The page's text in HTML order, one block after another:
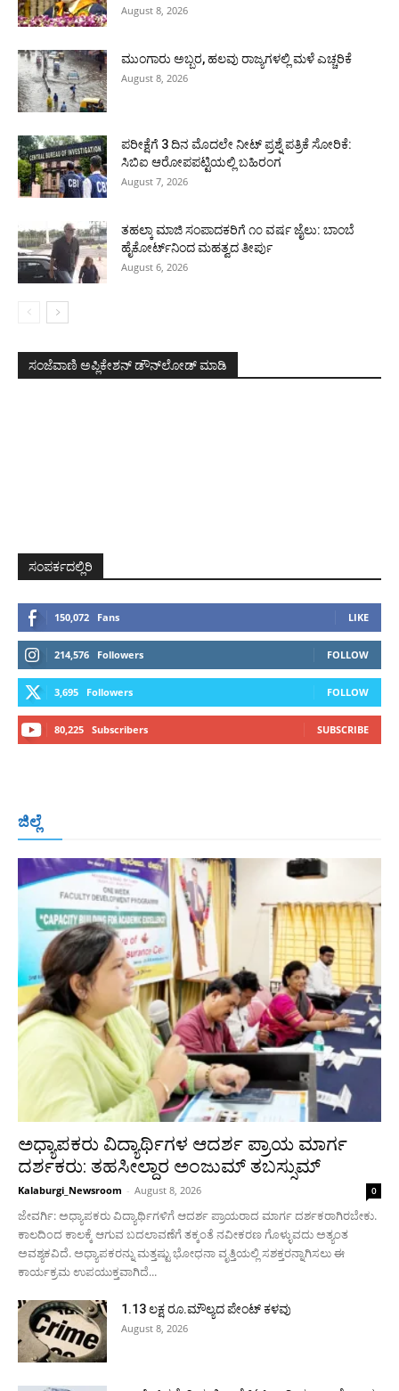
August 8, 2026
ಮುಂಗಾರು ಅಬ್ಬರ, ಹಲವು ರಾಜ್ಯಗಳಲ್ಲಿ ಮಳೆ ಎಚ್ಚರಿಕೆ
August 8, 2026
ಪರೀಕ್ಷೆಗೆ 3 ದಿನ ಮೊದಲೇ ನೀಟ್ ಪ್ರಶ್ನೆ ಪತ್ರಿಕೆ ಸೋರಿಕೆ:
ಸಿಬಿಐ ಆರೋಪಪಟ್ಟಿಯಲ್ಲಿ ಬಹಿರಂಗ
August 7, 2026
ತಹಲ್ಕಾ ಮಾಜಿ ಸಂಪಾದಕರಿಗೆ ೧೦ ವರ್ಷ ಜೈಲು: ಬಾಂಬೆ
ಹೈಕೋರ್ಟ್‌ನಿಂದ ಮಹತ್ವದ ತೀರ್ಪು
August 6, 2026
ಸಂಜೆವಾಣಿ ಅಪ್ಲಿಕೇಶನ್ ಡೌನ್‌ಲೋಡ್ ಮಾಡಿ
ಸಂಪರ್ಕದಲ್ಲಿರಿ
150,072 Fans LIKE
214,576 Followers FOLLOW
3,695 Followers FOLLOW
80,225 Subscribers SUBSCRIBE
ಜಿಲ್ಲೆ
ಅಧ್ಯಾಪಕರು ವಿದ್ಯಾರ್ಥಿಗಳ ಆದರ್ಶ ಪ್ರಾಯ ಮಾರ್ಗ
ದರ್ಶಕರು: ತಹಸೀಲ್ದಾರ ಅಂಜುಮ್ ತಬಸ್ಸುಮ್
Kalaburgi_Newsroom - August 8, 2026 0
ಜೇವರ್ಗಿ: ಅಧ್ಯಾಪಕರು ವಿದ್ಯಾರ್ಥಿಗಳಿಗೆ ಆದರ್ಶ ಪ್ರಾಯರಾದ ಮಾರ್ಗ ದರ್ಶಕರಾಗಿರಬೇಕು.
ಕಾಲದಿಂದ ಕಾಲಕ್ಕೆ ಆಗುವ ಬದಲಾವಣೆಗೆ ತಕ್ಕಂತೆ ನವೀಕರಣ ಗೊಳ್ಳುವದು ಅತ್ಯಂತ
ಅವಶ್ಯಕವಿದೆ. ಅಧ್ಯಾಪಕರನ್ನು ಮತ್ತಷ್ಟು ಭೋಧನಾ ವೃತ್ತಿಯಲ್ಲಿ ಸಶಕ್ತರನ್ನಾಗಿಸಲು ಈ
ಕಾರ್ಯಕ್ರಮ ಉಪಯುಕ್ತವಾಗಿದೆ...
1.13 ಲಕ್ಷ ರೂ.ಮೌಲ್ಯದ ಪೇಂಟ್ ಕಳವು
August 8, 2026